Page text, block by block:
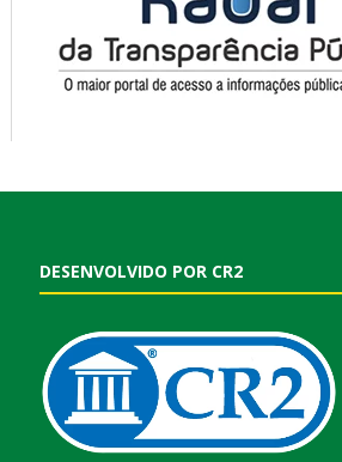
DESENVOLVIDO POR CR2